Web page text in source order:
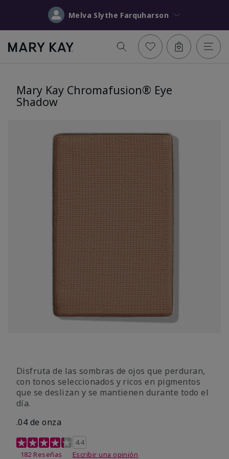
Melva Slythe Farquharson
Mary Kay Chromafusion® Eye
Shadow
Disfruta de las sombras de ojos que perduran,
con tonos seleccionados y ricos en pigmentos
que se deslizan y se mantienen durante todo el
día.
.04 de onza
Calificación de clientes de 4,2 de 5
4.4
182 Reseñas
Escribir una opinión